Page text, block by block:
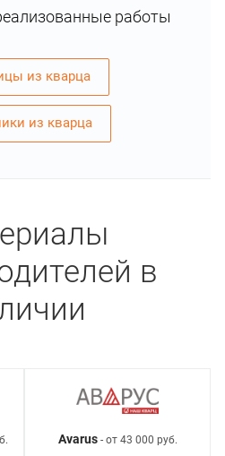
работы
из кварца
из кварца
в
Avarus- от 43 000 руб.